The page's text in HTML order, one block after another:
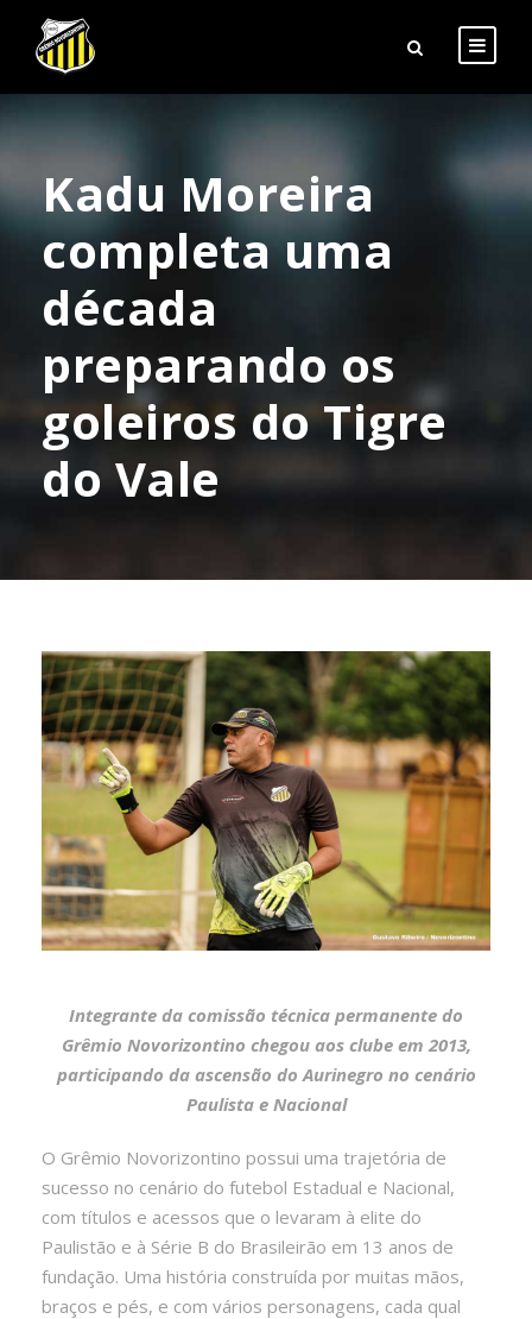
Kadu Moreira
completa uma
década
preparando os
goleiros do Tigre
do Vale
Integrante da comissão técnica permanente do
Grêmio Novorizontino chegou aos clube em 2013,
participando da ascensão do Aurinegro no cenário
Paulista e Nacional
O Grêmio Novorizontino possui uma trajetória de
sucesso no cenário do futebol Estadual e Nacional,
com títulos e acessos que o levaram à elite do
Paulistão e à Série B do Brasileirão em 13 anos de
fundação. Uma história construída por muitas mãos,
braços e pés, e com vários personagens, cada qual